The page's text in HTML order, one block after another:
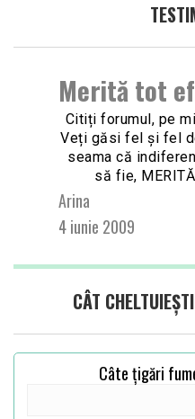
Merită tot
Citiți forumul, pe
Veți găsi fel și fel
seama că
să fie,
Arina
4 iunie 2009
CÂT
Câte țigări